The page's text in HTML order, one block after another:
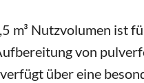
m³ Nutzvolumen ist
von
über eine